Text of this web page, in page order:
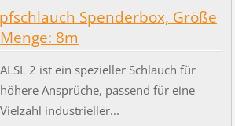
Spenderbox, Größe
8m
ALSL 2 ist ein spezieller Schlauch für
höhere Ansprüche, passend für eine
Vielzahl industrieller...